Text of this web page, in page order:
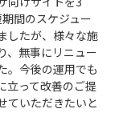
間のスケジュー
したが、様々な施
、無事にリニュー
。今後の運用でも
立って改善のご提
ていただきたいと